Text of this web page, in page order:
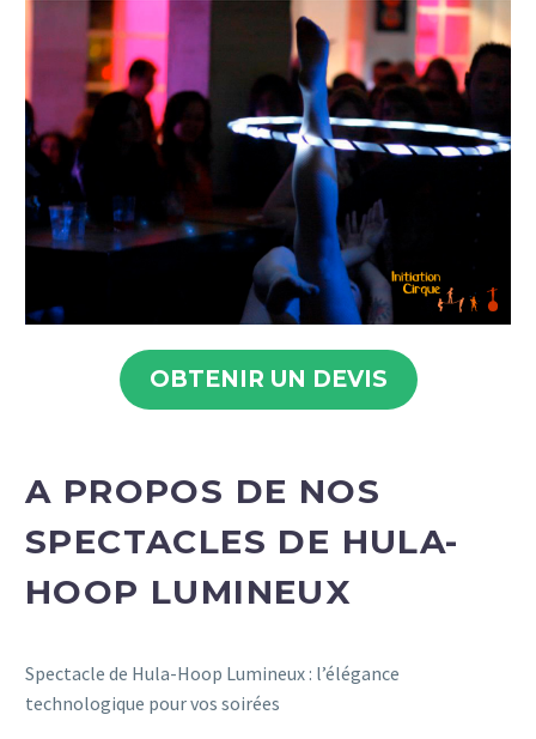
OBTENIR UN DEVIS
A PROPOS DE NOS
SPECTACLES DE HULA-
HOOP LUMINEUX
Spectacle de Hula-Hoop Lumineux : l’élégance
technologique pour vos soirées